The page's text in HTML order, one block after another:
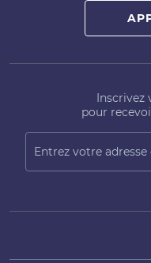
Inscrivez
pour